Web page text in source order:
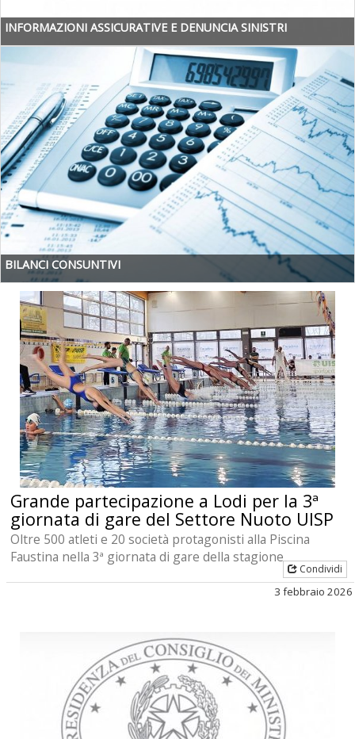
INFORMAZIONI ASSICURATIVE E DENUNCIA SINISTRI
BILANCI CONSUNTIVI
Grande partecipazione a Lodi per la 3ª
giornata di gare del Settore Nuoto UISP
Oltre 500 atleti e 20 società protagonisti alla Piscina
Faustina nella 3ª giornata di gare della stagione
Condividi
3 febbraio 2026